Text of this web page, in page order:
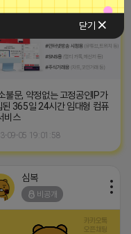
닫기
불문, 약정없는 고정공인IP가
된 365일 24시간 임대형 컴퓨
비스
09-05 19:01:58
심복
비공개